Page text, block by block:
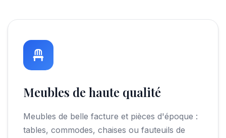
Meubles de haute qualité
Meubles de belle facture et pièces d'époque :
tables, commodes, chaises ou fauteuils de